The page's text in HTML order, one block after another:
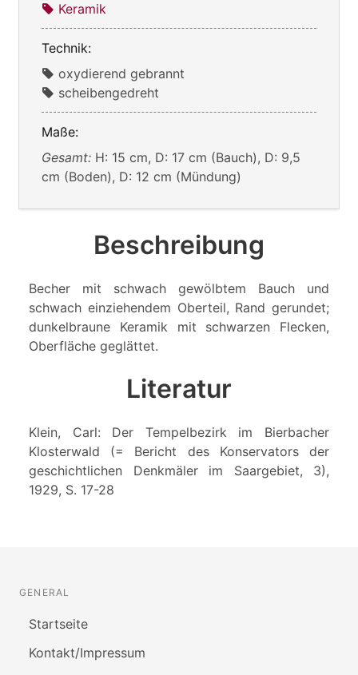
Keramik
Technik:
oxydierend gebrannt
scheibengedreht
Maße:
Gesamt: H: 15 cm, D: 17 cm (Bauch), D: 9,5
cm (Boden), D: 12 cm (Mündung)
Beschreibung
Becher mit schwach gewölbtem Bauch und
schwach einziehendem Oberteil, Rand gerundet;
dunkelbraune Keramik mit schwarzen Flecken,
Oberfläche geglättet.
Literatur
Klein, Carl: Der Tempelbezirk im Bierbacher
Klosterwald (= Bericht des Konservators der
geschichtlichen Denkmäler im Saargebiet, 3),
1929, S. 17-28
GENERAL
Startseite
Kontakt/Impressum